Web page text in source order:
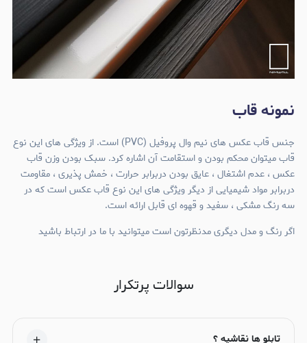
نمونه قاب
جنس قاب عکس های نیم وال پروفیل (PVC) است. از ویژگی های این نوع
قاب میتوان محکم بودن و استقامت آن اشاره کرد. سبک بودن وزن قاب
عکس ، عدم اشتغال ، عایق بودن دربرابر حرارت ، خمش پذیری ، مقاومت
دربرابر مواد شیمیایی از دیگر ویژگی های این نوع قاب عکس است که در
سه رنگ مشکی ، سفید و قهوه ای قابل ارائه است.
اگر رنگ و مدل دیگری مدنظرتون است میتوانید با ما در ارتباط باشید
سوالات پرتکرار
تابلو ها نقاشیه ؟